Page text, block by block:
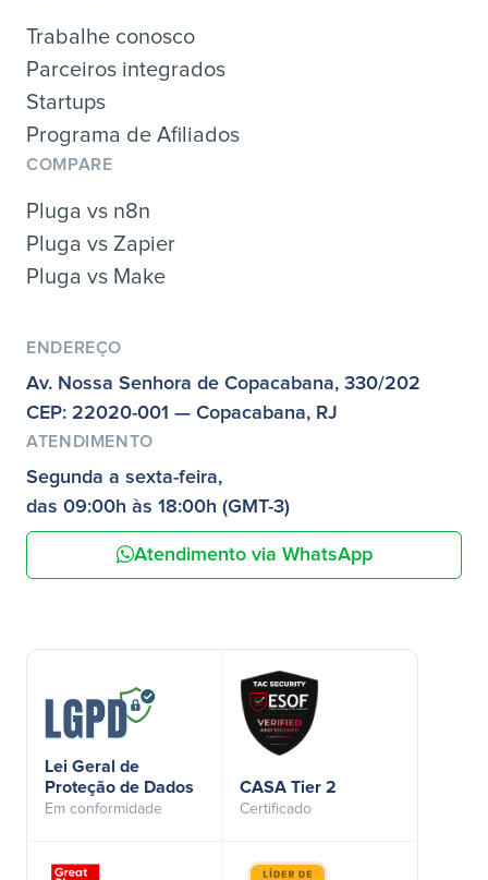
Trabalhe conosco
Parceiros integrados
Startups
Programa de Afiliados
COMPARE
Pluga vs n8n
Pluga vs Zapier
Pluga vs Make
ENDEREÇO
Av. Nossa Senhora de Copacabana, 330/202
CEP: 22020-001 — Copacabana, RJ
ATENDIMENTO
Segunda a sexta-feira,
das 09:00h às 18:00h (GMT-3)
Atendimento via WhatsApp
Lei Geral de
Proteção de Dados
Em conformidade
CASA Tier 2
Certificado